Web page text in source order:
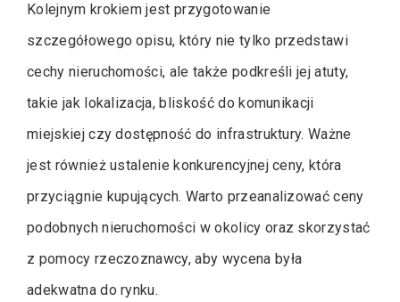
Kolejnym krokiem jest przygotowanie
szczegółowego opisu, który nie tylko przedstawi
cechy nieruchomości, ale także podkreśli jej atuty,
takie jak lokalizacja, bliskość do komunikacji
miejskiej czy dostępność do infrastruktury. Ważne
jest również ustalenie konkurencyjnej ceny, która
przyciągnie kupujących. Warto przeanalizować ceny
podobnych nieruchomości w okolicy oraz skorzystać
z pomocy rzeczoznawcy, aby wycena była
adekwatna do rynku.